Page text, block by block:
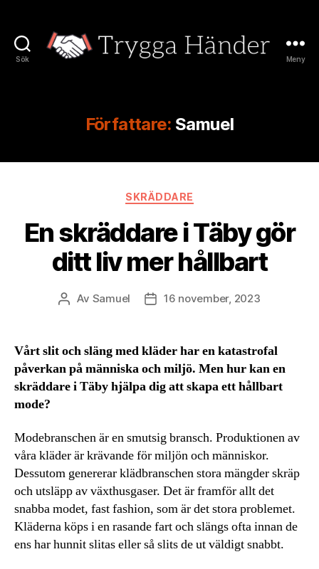
Sök Meny
Författare: Samuel
Kategorier
SKRÄDDARE
En skräddare i Täby gör
ditt liv mer hållbart
Inläggsförfattare
Av Samuel Inläggsdatum
16 november, 2023
Vårt slit och släng med kläder har en katastrofal
påverkan på människa och miljö. Men hur kan en
skräddare i Täby hjälpa dig att skapa ett hållbart
mode?
Modebranschen är en smutsig bransch. Produktionen av
våra kläder är krävande för miljön och människor.
Dessutom genererar klädbranschen stora mängder skräp
och utsläpp av växthusgaser. Det är framför allt det
snabba modet, fast fashion, som är det stora problemet.
Kläderna köps i en rasande fart och slängs ofta innan de
ens har hunnit slitas eller så slits de ut väldigt snabbt.